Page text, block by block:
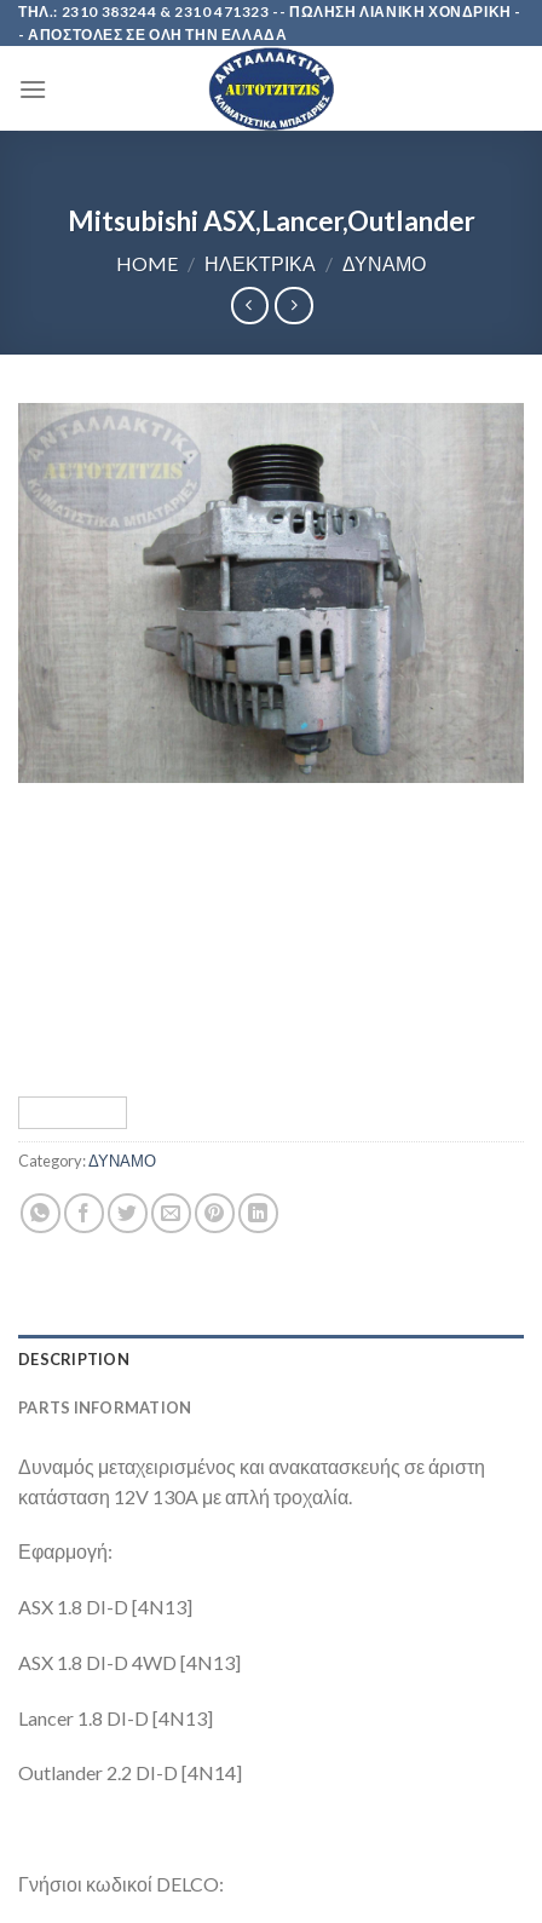
Skip
to
ΤΗΛ.: 2310 383244 & 2310 471323 -- ΠΩΛΗΣΗ ΛΙΑΝΙΚΗ ΧΟΝΔΡΙΚΗ -
- ΑΠΟΣΤΟΛΕΣ ΣΕ ΟΛΗ ΤΗΝ ΕΛΛΑΔΑ
Mitsubishi ASX,Lancer,Outlander
HOME / ΗΛΕΚΤΡΙΚΑ / ΔΥΝΑΜΟ
Category:ΔΥΝΑΜΟ
DESCRIPTION
PARTS INFORMATION
Δυναμός μεταχειρισμένος και ανακατασκευής σε άριστη
κατάσταση 12V 130A με απλή τροχαλία.
Εφαρμογή:
ASX 1.8 DI-D [4N13]
ASX 1.8 DI-D 4WD [4N13]
Lancer 1.8 DI-D [4N13]
Outlander 2.2 DI-D [4N14]
Γνήσιοι κωδικοί DELCO: